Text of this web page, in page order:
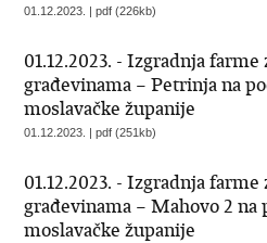
01.12.2023. | pdf (226kb)
01.12.2023. - Izgradnja
građevinama – Petrinja na
moslavačke županije
01.12.2023. | pdf (251kb)
01.12.2023. - Izgradnja
građevinama – Mahovo 2 na
moslavačke županije